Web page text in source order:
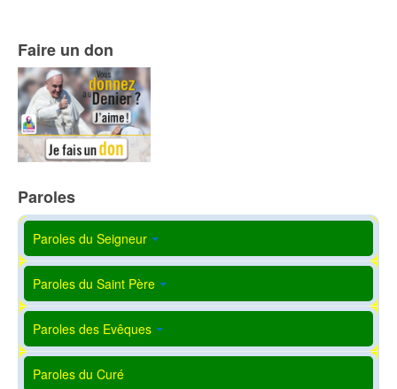
Faire un don
Paroles
Paroles du Seigneur
Paroles du Saint Père
Paroles des Evêques
Paroles du Curé